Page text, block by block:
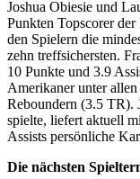
Joshua Obiesie und
Punkten Topscorer
den Spielern die
zehn treffsichersten.
10 Punkte und 3.9
Amerikaner unter
Reboundern (3.5 TR).
spielte, liefert aktuell
Assists persönliche
Die nächsten